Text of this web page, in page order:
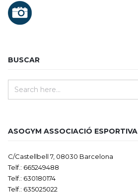
BUSCAR
ASOGYM ASSOCIACIÓ ESPORTIVA
C/Castellbell 7, 08030 Barcelona
Telf.: 665249488
Telf.: 630180174
Telf.: 635025022